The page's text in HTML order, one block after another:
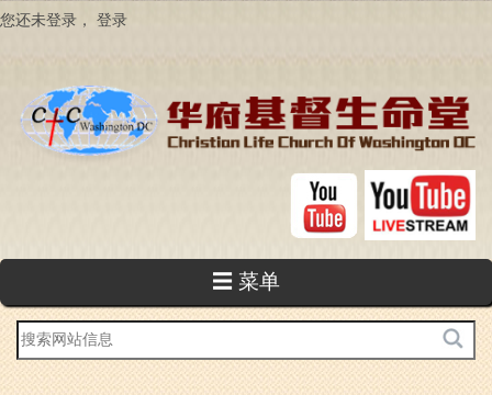
跳
您还未登录， 登录
☰ 菜单
站
内
搜